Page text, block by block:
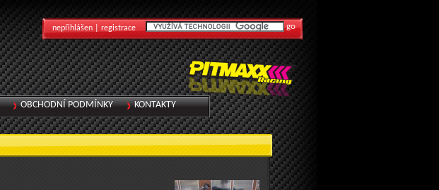
OBCHODNÍ PODMÍNKY KONTAKTY
nepřihlášen | registrace